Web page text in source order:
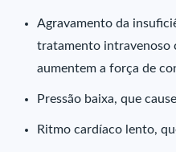
Agravamento da
tratamento intravenoso
aumentem a força de
Pressão baixa, que
Ritmo cardíaco lento,